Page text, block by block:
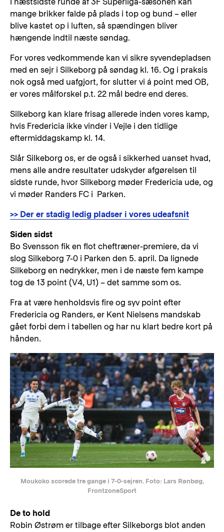
mange brikker falde på plads i top og bund – eller
blive kastet op i luften, så spændingen bliver
hængende indtil næste søndag.
For vores vedkommende kan vi sikre syvendepladsen
med en sejr i Silkeborg på søndag kl. 16. Og i praksis
nok også med uafgjort, for slutter vi á point med OB,
er vores målforskel p.t. 22 mål bedre end deres.
Silkeborg kan klare frisag allerede inden vores kamp,
hvis Fredericia ikke vinder i Vejle i den tidlige
eftermiddagskamp kl. 14.
Slår Silkeborg os, er de også i sikkerhed uanset hvad,
mens alle andre resultater udskyder afgørelsen til
sidste runde, hvor Silkeborg møder Fredericia ude, og
vi møder Randers FC i Parken.
>> Der er stadig ledig pladser i vores udeafsnit
Siden sidst
Bo Svensson fik en flot cheftræner-premiere, da vi
slog Silkeborg 7-0 i Parken den 5. april. Da lignede
Silkeborg en nedrykker, men i de næste fem kampe
tog de 13 point (V4, U1) – det samme som os.
Fra at være henholdsvis fire og syv point efter
Fredericia og Randers, er Kent Nielsens mandskab
gået forbi dem i tabellen og har nu klart bedre kort på
hånden.
Moukoko scorede tre gange i 7-0-sejren. Foto: Lars Rønbøg,
FrontzoneSport
De to hold
Robin Østrøm er tilbage efter Silkeborgs blot anden